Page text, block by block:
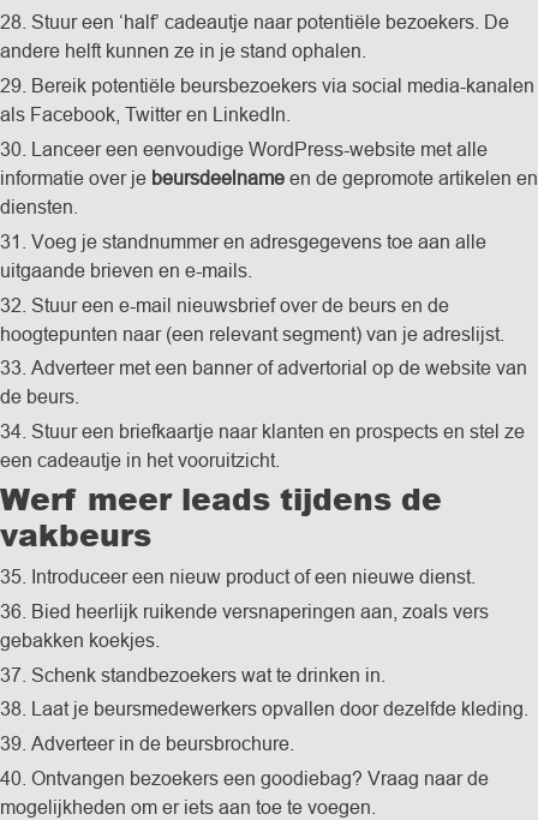
28. Stuur een ‘half’ cadeautje naar potentiële bezoekers. De
andere helft kunnen ze in je stand ophalen.
29. Bereik potentiële beursbezoekers via social media-kanalen
als Facebook, Twitter en LinkedIn.
30. Lanceer een eenvoudige WordPress-website met alle
informatie over je beursdeelname en de gepromote artikelen en
diensten.
31. Voeg je standnummer en adresgegevens toe aan alle
uitgaande brieven en e-mails.
32. Stuur een e-mail nieuwsbrief over de beurs en de
hoogtepunten naar (een relevant segment) van je adreslijst.
33. Adverteer met een banner of advertorial op de website van
de beurs.
34. Stuur een briefkaartje naar klanten en prospects en stel ze
een cadeautje in het vooruitzicht.
Werf meer leads tijdens de
vakbeurs
35. Introduceer een nieuw product of een nieuwe dienst.
36. Bied heerlijk ruikende versnaperingen aan, zoals vers
gebakken koekjes.
37. Schenk standbezoekers wat te drinken in.
38. Laat je beursmedewerkers opvallen door dezelfde kleding.
39. Adverteer in de beursbrochure.
40. Ontvangen bezoekers een goodiebag? Vraag naar de
mogelijkheden om er iets aan toe te voegen.